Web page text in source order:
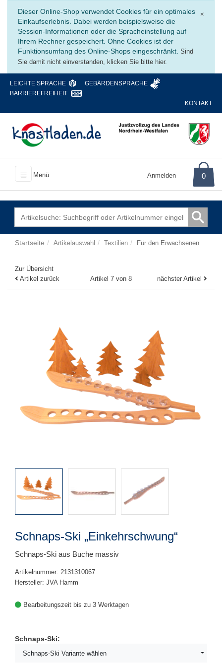
×
Dieser Online-Shop verwendet Cookies für ein optimales
Einkaufserlebnis. Dabei werden beispielsweise die
Session-Informationen oder die Spracheinstellung auf
Ihrem Rechner gespeichert. Ohne Cookies ist der
Funktionsumfang des Online-Shops eingeschränkt. Sind
Sie damit nicht einverstanden, klicken Sie bitte hier.
LEICHTE SPRACHE
GEBÄRDENSPRACHE
BARRIEREFREIHEIT
KONTAKT
Menü Anmelden 0
Startseite Artikelauswahl Textilien Für den Erwachsenen
Zur Übersicht
Artikel zurück
Artikel 7 von 8 nächster Artikel
Schnaps-Ski „Einkehrschwung“
Schnaps-Ski aus Buche massiv
Artikelnummer: 2131310067
Hersteller: JVA Hamm
Bearbeitungszeit bis zu 3 Werktagen
Schnaps-Ski:
Schnaps-Ski Variante wählen